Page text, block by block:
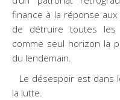
finance à la réponse
de détruire toutes les
comme seul horizon la
du lendemain.
Le désespoir est dans
la lutte.